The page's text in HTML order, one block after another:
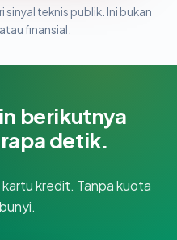
teknis publik. Ini bukan
finansial.
berikutnya
detik.
kredit. Tanpa kuota